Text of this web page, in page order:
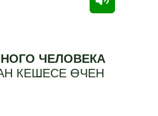
ЧЕЛОВЕКА
КЕШЕСЕ ӨЧЕН